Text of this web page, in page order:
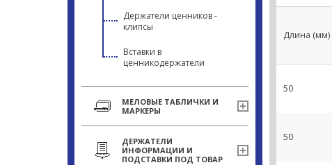
Держатели ценников -
клипсы
Вставки в
ценникодержатели
МЕЛОВЫЕ ТАБЛИЧКИ И
МАРКЕРЫ
ДЕРЖАТЕЛИ
ИНФОРМАЦИИ И
ПОДСТАВКИ ПОД ТОВАР
Длина (мм)
50
50